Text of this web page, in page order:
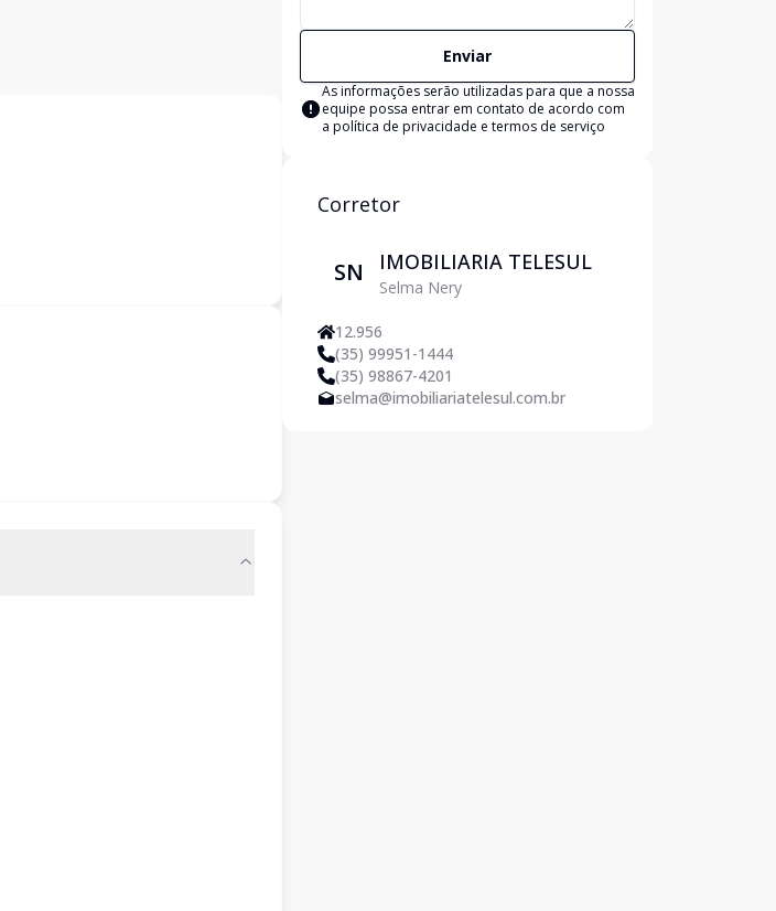
Enviar
As informações serão utilizadas para que a nossa
equipe possa entrar em contato de acordo com
a política de privacidade e termos de serviço
Corretor
SN IMOBILIARIA TELESUL
Selma Nery
12.956
(35) 99951-1444
(35) 98867-4201
selma@imobiliariatelesul.com.br